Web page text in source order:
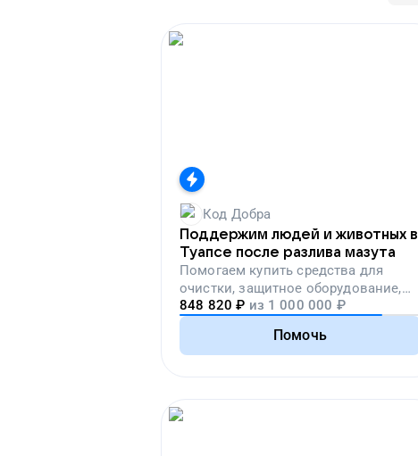
Код Добра
Поддержим людей и животных в
Туапсе после разлива мазута
Помогаем купить средства для
очистки, защитное оборудование,
лекарства, корм и предметы первой
необходимости
848 820 ₽ из 1 000 000 ₽
Помочь